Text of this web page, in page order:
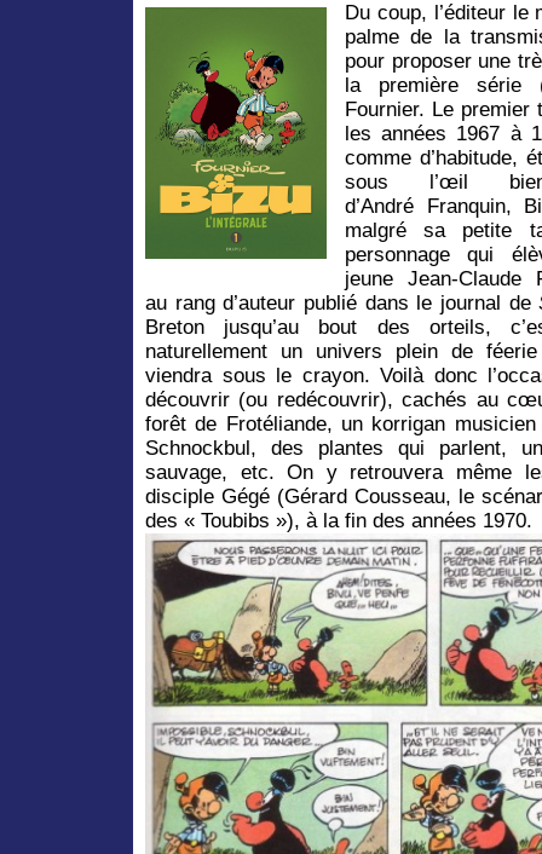
Du coup, l’éditeur le
palme de la
pour proposer une
la première série
Fournier. Le
les années 1967 à
comme d’habitude,
sous l’œil
d’André Franquin,
malgré sa petite
personnage qui
jeune Jean-Claude
au rang d’auteur publié dans le journal de
Breton jusqu’au bout des orteils,
naturellement un univers plein de
viendra sous le crayon. Voilà donc
découvrir (ou redécouvrir), cachés au
forêt de Frotéliande, un korrigan musicien
Schnockbul, des plantes qui parlent,
sauvage, etc. On y retrouvera même
disciple Gégé (Gérard Cousseau, le
des « Toubibs »), à la fin des années 1970.